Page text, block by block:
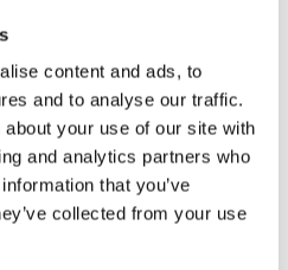
content and ads, to
and to analyse our traffic.
your use of our site with
and analytics partners who
that you’ve
collected from your use
Faren for leverskader er der og
antiepileptika i kroppen. Det er
kan gi toksiske nivåer i blodet av
vet fra studier at jo mer man
jo mer skeptisk er man til nye
man ikke har god nok
man kan, jo mindre kritiske
har en tendens til å